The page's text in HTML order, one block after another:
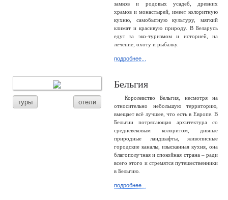
замков и родовых усадеб, древних
храмов и монастырей, имеет колоритную
кухню, самобытную культуру, мягкий
климат и красивую природу. В Беларусь
едут за эко-туризмом и историей, на
лечение, охоту и рыбалку.
подробнее...
туры отели
Бельгия
Королевство Бельгия, несмотря на
относительно небольшую территорию,
вмещает всё лучшее, что есть в Европе. В
Бельгии потрясающая архитектура со
средневековым колоритом, дивные
природные ландшафты, живописные
городские каналы, изысканная кухня, она
благополучная и спокойная страна – ради
всего этого и стремятся путешественники
в Бельгию.
подробнее...